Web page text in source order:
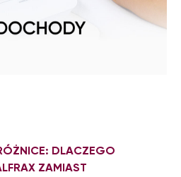
DLACZEGO
ZAMIAST